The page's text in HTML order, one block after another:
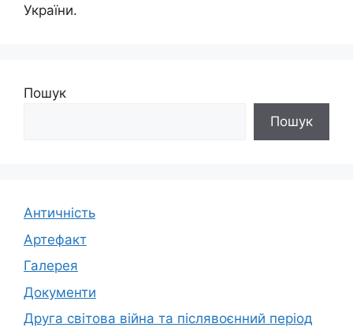
України.
Пошук
Пошук
Античність
Артефакт
Галерея
Документи
Друга світова війна та післявоєнний період